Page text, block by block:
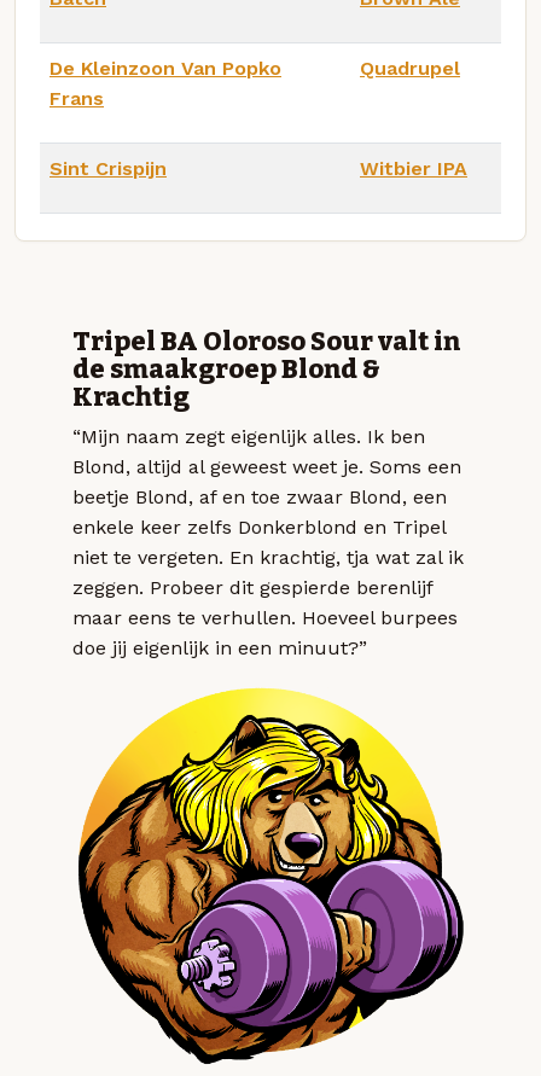
De Kleinzoon Van Popko
Frans
Quadrupel
Sint Crispijn Witbier IPA
Tripel BA Oloroso Sour valt in
de smaakgroep Blond &
Krachtig
“Mijn naam zegt eigenlijk alles. Ik ben
Blond, altijd al geweest weet je. Soms een
beetje Blond, af en toe zwaar Blond, een
enkele keer zelfs Donkerblond en Tripel
niet te vergeten. En krachtig, tja wat zal ik
zeggen. Probeer dit gespierde berenlijf
maar eens te verhullen. Hoeveel burpees
doe jij eigenlijk in een minuut?”